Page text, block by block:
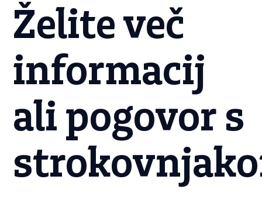
Želite več
informacij
ali pogovor s